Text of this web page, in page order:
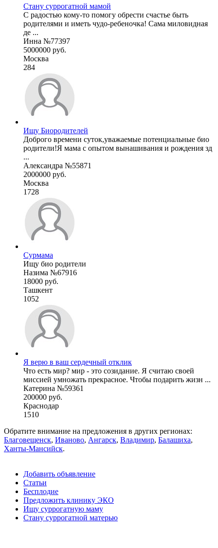
Стану суррогатной мамой
С радостью кому-то помогу обрести счастье быть
родителями и иметь чудо-ребеночка! Сама миловидная
де ...
Инна №77397
5000000 руб.
Москва
284
Ищу Биородителей
Доброго времени суток,уважаемые потенциальные био
родители!Я мама с опытом вынашивания и рождения зд
...
Александра №55871
2000000 руб.
Москва
1728
Сурмама
Ищу био родители
Назима №67916
18000 руб.
Ташкент
1052
Я верю в ваш сердечный отклик
Что есть мир? мир - это созидание. Я считаю своей
миссией умножать прекрасное. Чтобы подарить жизн ...
Катерина №59361
200000 руб.
Краснодар
1510
Обратите внимание на предложения в других регионах:
Благовещенск, Иваново, Ангарск, Владимир, Балашиха,
Ханты-Мансийск.
Добавить объявление
Статьи
Бесплодие
Предложить клинику ЭКО
Ищу суррогатную маму
Стану суррогатной матерью